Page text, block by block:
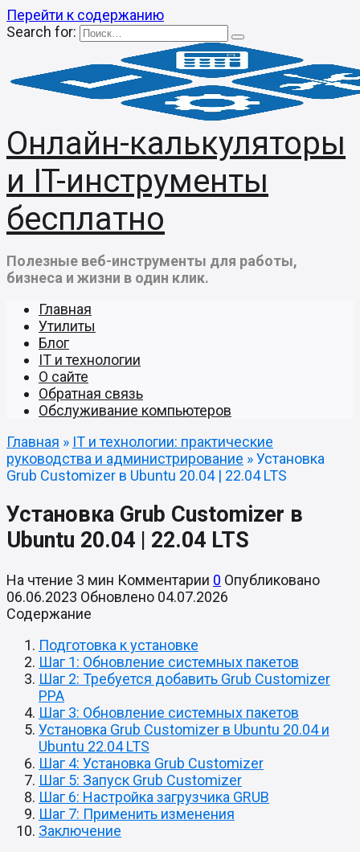
Перейти к содержанию
Search for:
Онлайн-калькуляторы
и IT-инструменты
бесплатно
Полезные веб-инструменты для работы,
бизнеса и жизни в один клик.
Главная
Утилиты
Блог
IT и технологии
О сайте
Обратная связь
Обслуживание компьютеров
Главная » IT и технологии: практические
руководства и администрирование »Установка
Grub Customizer в Ubuntu 20.04 | 22.04 LTS
Установка Grub Customizer в
Ubuntu 20.04 | 22.04 LTS
На чтение 3 мин Комментарии 0 Опубликовано
06.06.2023 Обновлено 04.07.2026
Содержание
Подготовка к установке
Шаг 1: Обновление системных пакетов
Шаг 2: Требуется добавить Grub Customizer
PPA
Шаг 3: Обновление системных пакетов
Установка Grub Customizer в Ubuntu 20.04 и
Ubuntu 22.04 LTS
Шаг 4: Установка Grub Customizer
Шаг 5: Запуск Grub Customizer
Шаг 6: Настройка загрузчика GRUB
Шаг 7: Применить изменения
Заключение